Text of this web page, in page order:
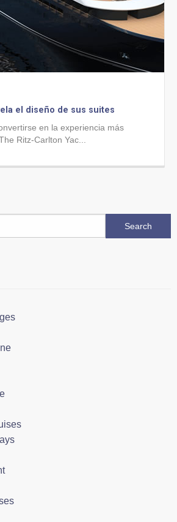
el diseño de sus suites
en la experiencia más
Ritz-Carlton Yac...